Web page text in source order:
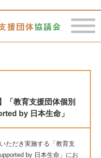
「教育支援団体個別
by 日本生命」
ただき実施する「教育支
by 日本生命」にお